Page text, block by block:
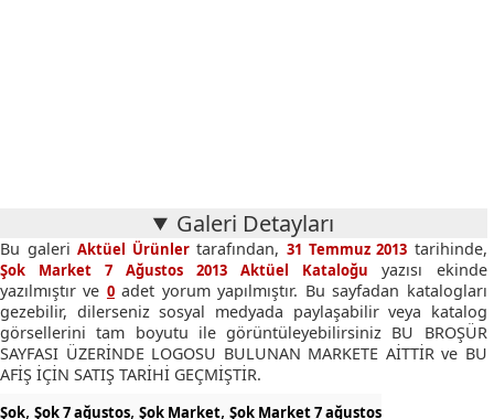
Galeri Detayları
Bu galeriAktüel Ürünlertarafından,31 Temmuz 2013 tarihinde,
Şok Market 7 Ağustos 2013 Aktüel Kataloğu yazısı ekinde
yazılmıştır ve 0adet yorum yapılmıştır. Bu sayfadan katalogları
gezebilir, dilerseniz sosyal medyada paylaşabilir veya katalog
görsellerini tam boyutu ile görüntüleyebilirsiniz BU BROŞÜR
SAYFASI ÜZERİNDE LOGOSU BULUNAN MARKETE AİTTİR ve BU
AFİŞ İÇİN SATIŞ TARİHİ GEÇMİŞTİR.
Şok, Şok 7 ağustos, Şok Market, Şok Market 7 ağustos